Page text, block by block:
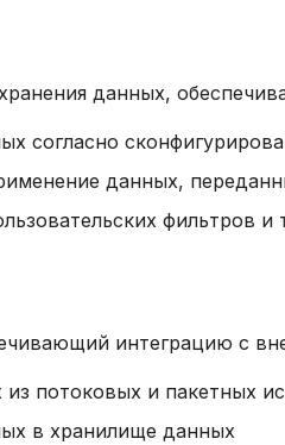
данных,
согласно
данных,
фильтров и
интеграцию с
из потоковых и пакетных
в хранилище данных